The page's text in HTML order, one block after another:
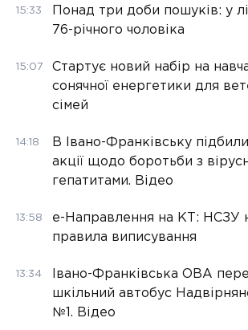
15:33
Понад три доби пошуків: у
76-річного чоловіка
15:07
Стартує новий набір на
сонячної енергетики для
сімей
14:18
В Івано-Франківську
акції щодо боротьби з
гепатитами. Відео
13:58
е-Направлення на КТ: НСЗУ
правила виписування
13:34
Івано-Франківська ОВА
шкільний автобус
№1. Відео